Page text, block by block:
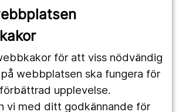
för att viss nödvändig
webbplatsen ska fungera för
upplevelse.
vi med ditt godkännande för